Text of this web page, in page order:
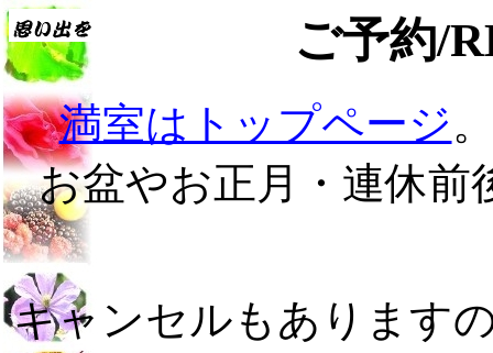
ご予約/
満室はトップページ
お盆やお正月・連休
キャンセルもあります